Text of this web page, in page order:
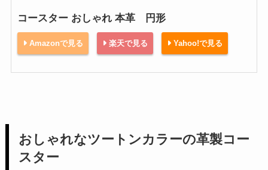
コースター おしゃれ 本革 円形
Amazonで見る 楽天で見る Yahoo!で見る
おしゃれなツートンカラーの革製コー
スター